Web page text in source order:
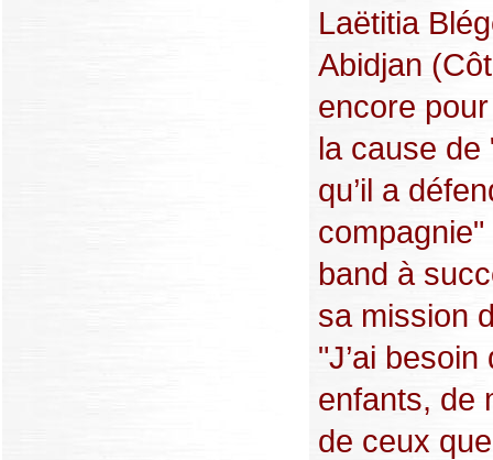
Laëtitia
Abidjan
encore
la cause de
qu’il a
compagnie"
band à
sa mission
"J’ai
enfants, de
de ceux